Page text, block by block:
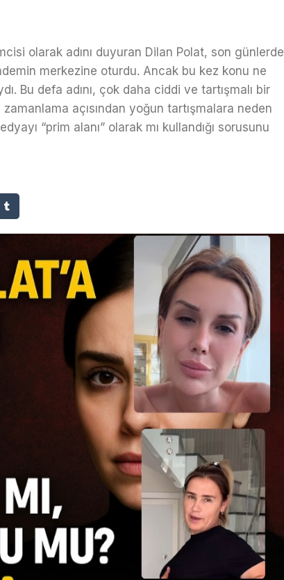
olarak adını duyuran Dilan Polat, son günlerde
merkezine oturdu. Ancak bu kez konu ne
Bu defa adını, çok daha ciddi ve tartışmalı bir
açısından yoğun tartışmalara neden
“prim alanı” olarak mı kullandığı sorusunu